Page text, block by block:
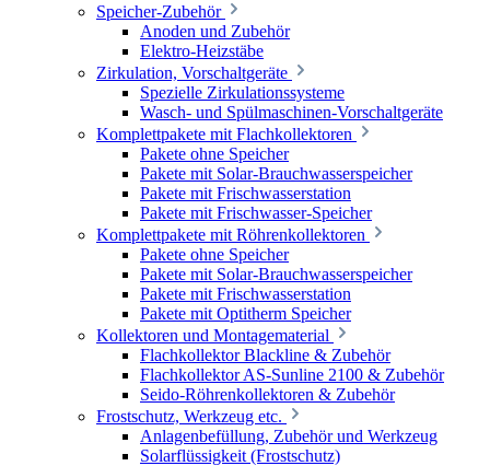
Speicher-Zubehör
Anoden und Zubehör
Elektro-Heizstäbe
Zirkulation, Vorschaltgeräte
Spezielle Zirkulationssysteme
Wasch- und Spülmaschinen-Vorschaltgeräte
Komplettpakete mit Flachkollektoren
Pakete ohne Speicher
Pakete mit Solar-Brauchwasserspeicher
Pakete mit Frischwasserstation
Pakete mit Frischwasser-Speicher
Komplettpakete mit Röhrenkollektoren
Pakete ohne Speicher
Pakete mit Solar-Brauchwasserspeicher
Pakete mit Frischwasserstation
Pakete mit Optitherm Speicher
Kollektoren und Montagematerial
Flachkollektor Blackline & Zubehör
Flachkollektor AS-Sunline 2100 & Zubehör
Seido-Röhrenkollektoren & Zubehör
Frostschutz, Werkzeug etc.
Anlagenbefüllung, Zubehör und Werkzeug
Solarflüssigkeit (Frostschutz)